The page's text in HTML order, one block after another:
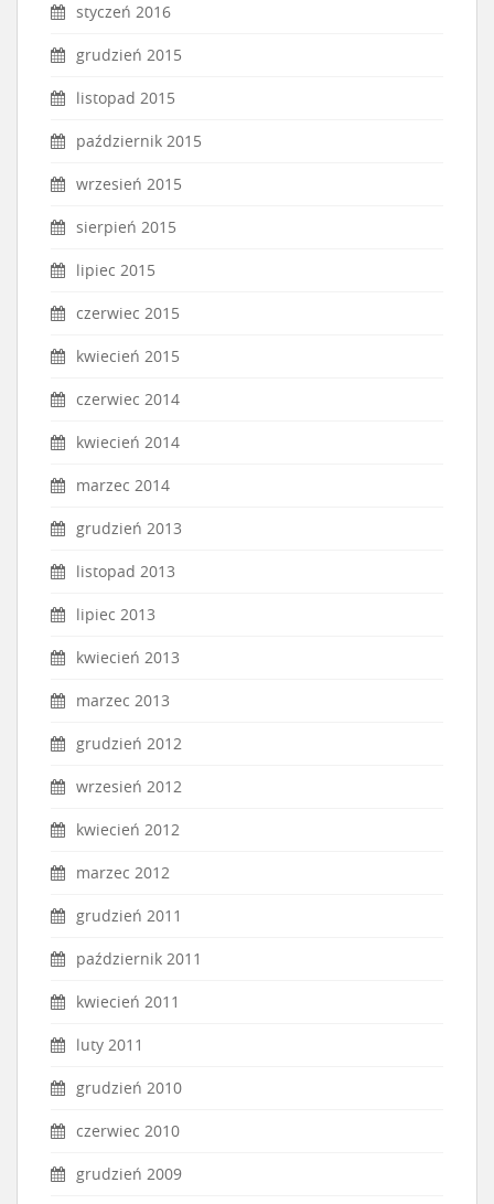
styczeń 2016
grudzień 2015
listopad 2015
październik 2015
wrzesień 2015
sierpień 2015
lipiec 2015
czerwiec 2015
kwiecień 2015
czerwiec 2014
kwiecień 2014
marzec 2014
grudzień 2013
listopad 2013
lipiec 2013
kwiecień 2013
marzec 2013
grudzień 2012
wrzesień 2012
kwiecień 2012
marzec 2012
grudzień 2011
październik 2011
kwiecień 2011
luty 2011
grudzień 2010
czerwiec 2010
grudzień 2009